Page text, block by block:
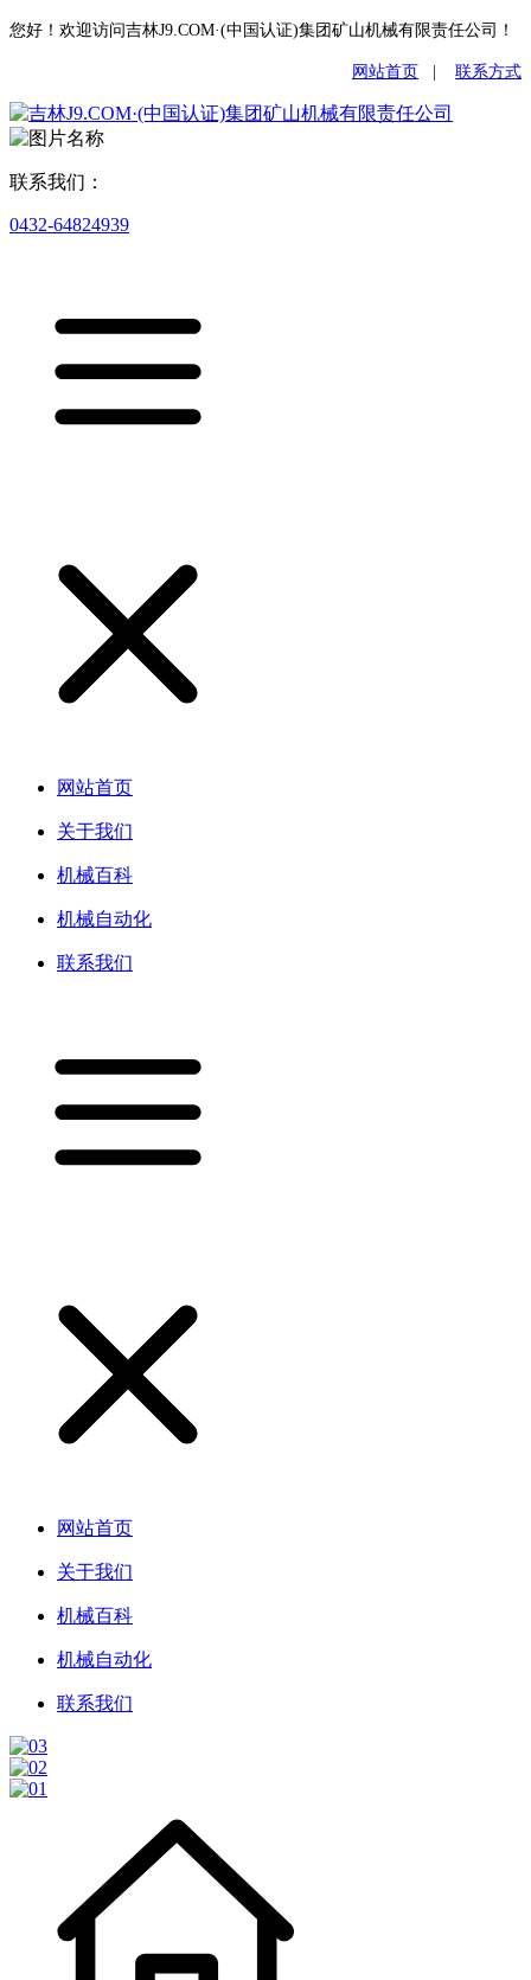
您好！欢迎访问吉林J9.COM·(中国认证)集团矿山机械有限责任公司！
网站首页 联系方式
联系我们：
0432-64824939
网站首页
关于我们
机械百科
机械自动化
联系我们
网站首页
关于我们
机械百科
机械自动化
联系我们